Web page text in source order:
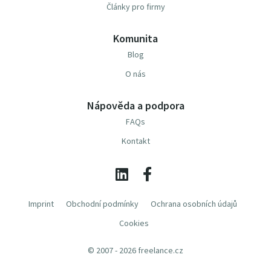
Články pro firmy
Komunita
Blog
O nás
Nápověda a podpora
FAQs
Kontakt
Imprint Obchodní podmínky
Ochrana osobních údajů
Cookies
© 2007 - 2026 freelance.cz